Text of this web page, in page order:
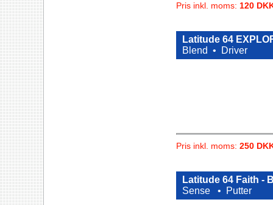
Pris inkl. moms: 120
Latitude 64
Blend •
Driver
Pris inkl. moms: 250
Latitude 64 Faith -
Sense •
Putter